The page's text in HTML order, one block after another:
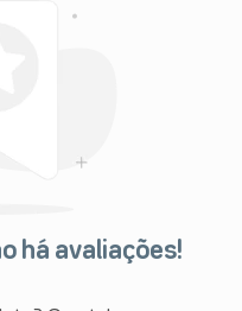
há avaliações!